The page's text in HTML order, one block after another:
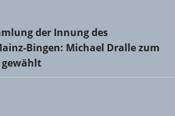
der Innung des
Bingen: Michael Dralle zum neuen
der Innung des
Bingen: Michael Dralle zum
gewählt